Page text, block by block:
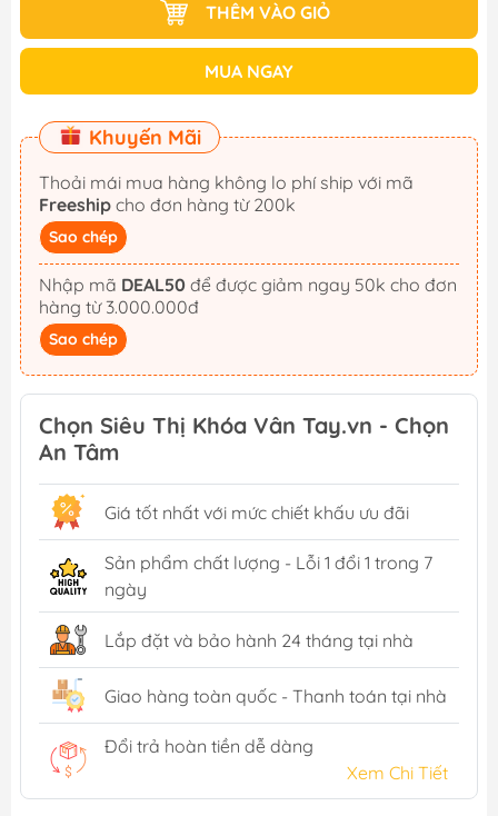
THÊM VÀO GIỎ
MUA NGAY
Khuyến Mãi
Thoải mái mua hàng không lo phí ship với mã
Freeship cho đơn hàng từ 200k
Sao chép
Nhập mã DEAL50
hàng từ 3.000.000đ
Sao chép
Chọn Siêu Thị Khóa Vân Tay.vn - Chọn
An Tâm
Giá tốt nhất với mức chiết khấu ưu đãi
Sản phẩm chất lượng - Lỗi 1 đổi 1 trong 7
ngày
Lắp đặt và bảo hành 24 tháng tại nhà
Giao hàng toàn quốc - Thanh toán tại nhà
Đổi trả hoàn tiền dễ dàng
Xem Chi Tiết